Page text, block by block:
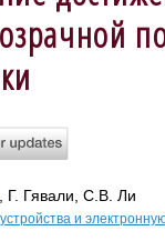
, Г. Гявали, С.В. Ли
и